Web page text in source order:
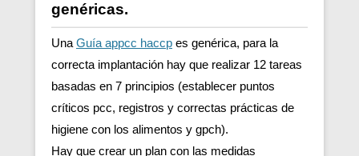
genéricas.
Una Guía appcc haccp es genérica, para la
correcta implantación hay que realizar 12 tareas
basadas en 7 principios (establecer puntos
críticos pcc, registros y correctas prácticas de
higiene con los alimentos y gpch).
Hay que crear un plan con las medidas